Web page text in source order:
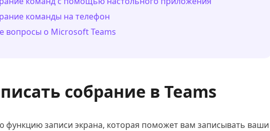
команды на телефон
вопросы о Microsoft Teams
собрание в Teams
функцию записи экрана, которая поможет вам записывать ваши